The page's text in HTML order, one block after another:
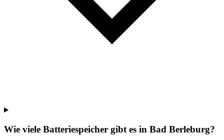
Wie viele Batteriespeicher gibt es in Bad Berleburg?